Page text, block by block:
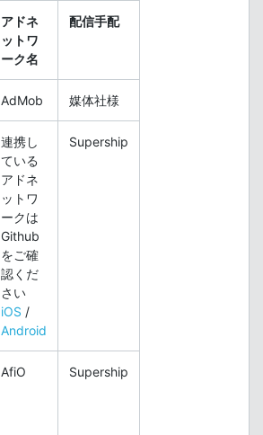
アドネ
ットワ
ーク名
配信手配
AdMob 媒体社様
連携し
ている
アドネ
ットワ
ークは
Github
をご確
認くだ
さい
iOS /
Android
Supership
AfiO Supership